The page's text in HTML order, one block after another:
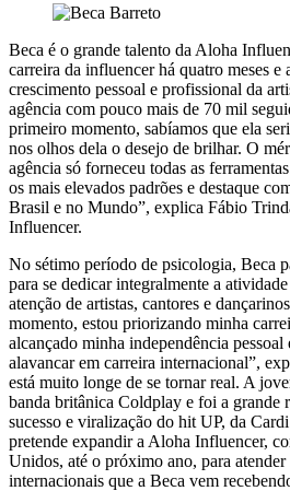
Beca é o grande talento da Aloha
carreira da influencer há quatro meses e
crescimento pessoal e profissional da
agência com pouco mais de 70 mil
primeiro momento, sabíamos que ela
nos olhos dela o desejo de brilhar. O
agência só forneceu todas as
os mais elevados padrões e destaque
Brasil e no Mundo”, explica Fábio
Influencer.
No sétimo período de psicologia, Beca
para se dedicar integralmente a
atenção de artistas, cantores e
momento, estou priorizando minha
alcançado minha independência
alavancar em carreira internacional”,
está muito longe de se tornar real. A
banda britânica Coldplay e foi a grande
sucesso e viralização do hit UP, da
pretende expandir a Aloha Influencer,
Unidos, até o próximo ano, para atender
internacionais que a Beca vem